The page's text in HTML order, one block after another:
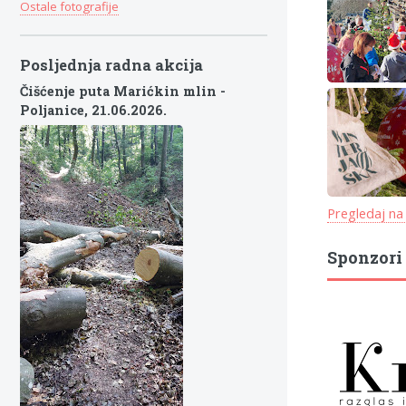
Pregledaj
Sponzori
Ostale fotografije
Posljednja radna akcija
Čišćenje puta Marićkin mlin -
Poljanice, 21.06.2026.